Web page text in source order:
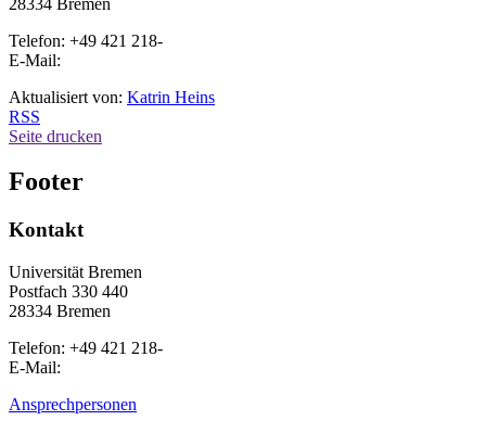
Telefon: +49 421 218-
E-Mail:
Aktualisiert von: Katrin Heins
RSS
Seite drucken
Footer
Kontakt
Universität Bremen
Postfach 330 440
28334 Bremen
Telefon: +49 421 218-
E-Mail:
Ansprechpersonen